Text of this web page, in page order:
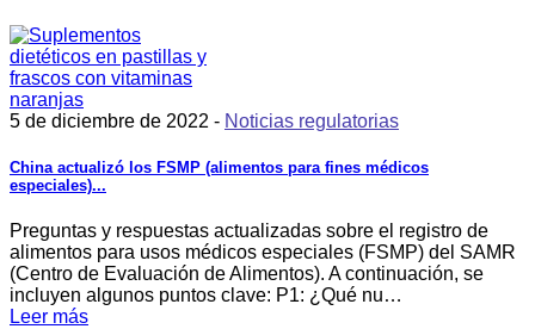
5 de diciembre de 2022 - Noticias regulatorias
China actualizó los FSMP (alimentos para fines médicos
especiales)...
Preguntas y respuestas actualizadas sobre el registro de
alimentos para usos médicos especiales (FSMP) del SAMR
(Centro de Evaluación de Alimentos). A continuación, se
incluyen algunos puntos clave: P1: ¿Qué nu…
Leer más